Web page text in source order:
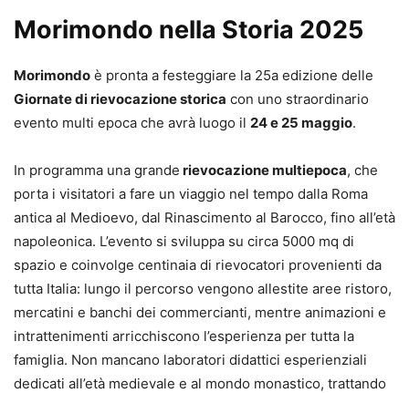
Morimondo nella Storia 2025
Morimondo è pronta a festeggiare la 25a edizione delle
Giornate di rievocazione storica con uno straordinario
evento multi epoca che avrà luogo il 24 e 25 maggio.
In programma una grande rievocazione multiepoca, che
porta i visitatori a fare un viaggio nel tempo dalla Roma
antica al Medioevo, dal Rinascimento al Barocco, fino all’età
napoleonica. L’evento si sviluppa su circa 5000 mq di
spazio e coinvolge centinaia di rievocatori provenienti da
tutta Italia: lungo il percorso vengono allestite aree ristoro,
mercatini e banchi dei commercianti, mentre animazioni e
intrattenimenti arricchiscono l’esperienza per tutta la
famiglia. Non mancano laboratori didattici esperienziali
dedicati all’età medievale e al mondo monastico, trattando